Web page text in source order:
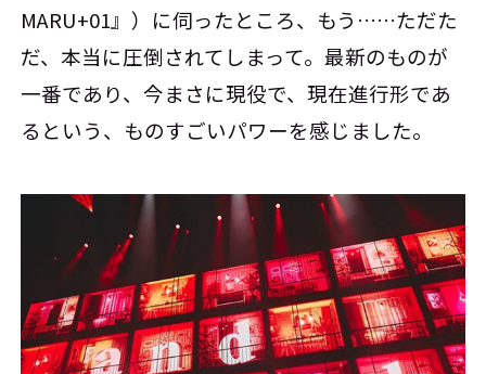
MARU+01』）に伺ったところ、もう……ただた
だ、本当に圧倒されてしまって。最新のものが
一番であり、今まさに現役で、現在進行形であ
るという、ものすごいパワーを感じました。